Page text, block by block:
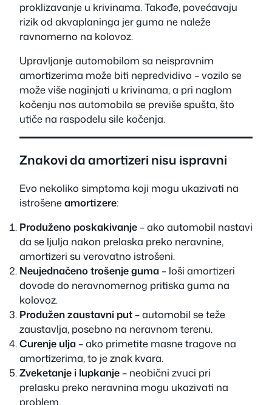
proklizavanje u krivinama. Takođe, povećavaju
rizik od akvaplaninga jer guma ne naleže
ravnomerno na kolovoz.
Upravljanje automobilom sa neispravnim
amortizerima može biti nepredvidivo – vozilo se
može više naginjati u krivinama, a pri naglom
kočenju nos automobila se previše spušta, što
utiče na raspodelu sile kočenja.
Znakovi da amortizeri nisu ispravni
Evo nekoliko simptoma koji mogu ukazivati na
istrošeneamortizere:
Produženo poskakivanje– ako automobil nastavi
da se ljulja nakon prelaska preko neravnine,
amortizeri su verovatno istrošeni.
Neujednačeno trošenje guma– loši amortizeri
dovode do neravnomernog pritiska guma na
kolovoz.
Produžen zaustavni put– automobil se teže
zaustavlja, posebno na neravnom terenu.
Curenje ulja– ako primetite masne tragove na
amortizerima, to je znak kvara.
Zveketanje i lupkanje– neobični zvuci pri
prelasku preko neravnina mogu ukazivati na
problem.